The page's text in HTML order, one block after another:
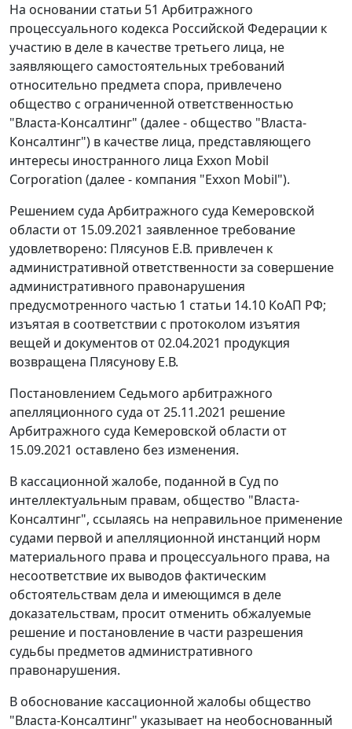
На основании статьи 51 Арбитражного
процессуального кодекса Российской Федерации к
участию в деле в качестве третьего лица, не
заявляющего самостоятельных требований
относительно предмета спора, привлечено
общество с ограниченной ответственностью
"Власта-Консалтинг" (далее - общество "Власта-
Консалтинг") в качестве лица, представляющего
интересы иностранного лица Exxon Mobil
Corporation (далее - компания "Exxon Mobil").
Решением суда Арбитражного суда Кемеровской
области от 15.09.2021 заявленное требование
удовлетворено: Плясунов Е.В. привлечен к
административной ответственности за совершение
административного правонарушения
предусмотренного частью 1 статьи 14.10 КоАП РФ;
изъятая в соответствии с протоколом изъятия
вещей и документов от 02.04.2021 продукция
возвращена Плясунову Е.В.
Постановлением Седьмого арбитражного
апелляционного суда от 25.11.2021 решение
Арбитражного суда Кемеровской области от
15.09.2021 оставлено без изменения.
В кассационной жалобе, поданной в Суд по
интеллектуальным правам, общество "Власта-
Консалтинг", ссылаясь на неправильное применение
судами первой и апелляционной инстанций норм
материального права и процессуального права, на
несоответствие их выводов фактическим
обстоятельствам дела и имеющимся в деле
доказательствам, просит отменить обжалуемые
решение и постановление в части разрешения
судьбы предметов административного
правонарушения.
В обоснование кассационной жалобы общество
"Власта-Консалтинг" указывает на необоснованный